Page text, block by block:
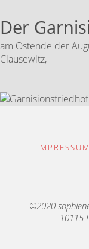
Der
am Ostende der
Clausewitz,
IMPRESSUM
©2020
10115